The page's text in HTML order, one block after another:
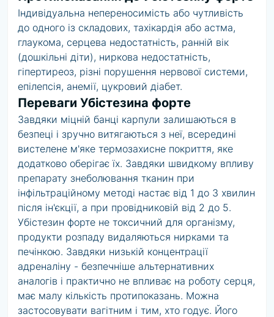
Індивідуальна непереносимість або чутливість
до одного із складових, тахікардія або астма,
глаукома, серцева недостатність, ранній вік
(дошкільні діти), ниркова недостатність,
гіпертиреоз, різні порушення нервової системи,
епілепсія, анемії, цукровий діабет.
Переваги Убістезина форте
Завдяки міцній банці карпули залишаються в
безпеці і зручно витягаються з неї, всередині
вистелене м'яке термозахисне покриття, яке
додатково оберігає їх. Завдяки швидкому впливу
препарату знеболювання тканин при
інфільтраційному методі настає від 1 до 3 хвилин
після ін'єкції, а при провідниковій від 2 до 5.
Убістезин форте не токсичний для організму,
продукти розпаду видаляються нирками та
печінкою. Завдяки низькій концентрації
адреналіну - безпечніше альтернативних
аналогів і практично не впливає на роботу серця,
має малу кількість протипоказань. Можна
застосовувати вагітним і тим, хто годує. Його